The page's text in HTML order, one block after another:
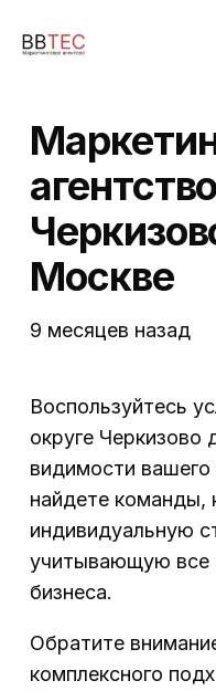
Москве
9 месяцев назад
Воспользуйтесь
округе Черкизово
видимости
найдете команды,
индивидуальную
учитывающую все
бизнеса.
Обратите
комплексного